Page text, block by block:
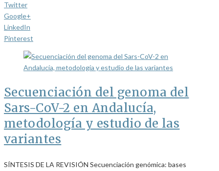
Twitter
Google+
LinkedIn
Pinterest
Secuenciación del genoma del
Sars-CoV-2 en Andalucía,
metodología y estudio de las
variantes
SÍNTESIS DE LA REVISIÓN Secuenciación genómica: bases